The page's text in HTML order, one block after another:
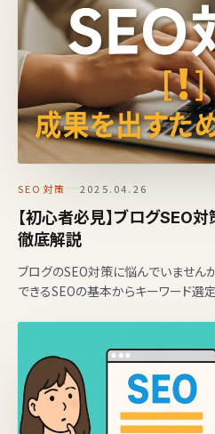
SEO対策 2025.04.26
【初心者必見】ブログSEO
徹底解説
ブログのSEO対策に悩んでいません
できるSEOの基本からキーワード選